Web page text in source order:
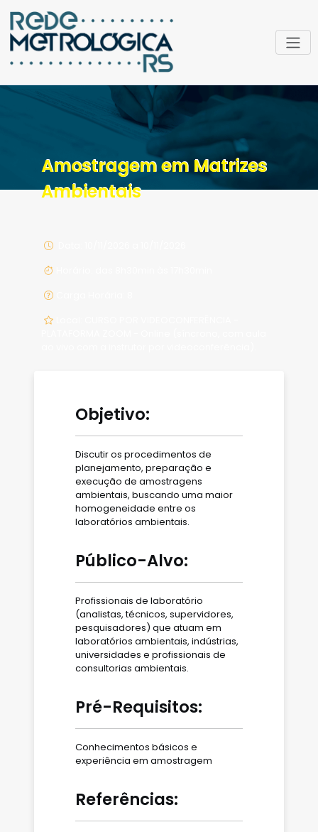
Amostragem em Matrizes
Ambientais
Objetivo:
Discutir os procedimentos de
planejamento, preparação e
execução de amostragens
ambientais, buscando uma maior
homogeneidade entre os
laboratórios ambientais.
Público-Alvo:
Profissionais de laboratório
(analistas, técnicos, supervidores,
pesquisadores) que atuam em
laboratórios ambientais, indústrias,
universidades e profissionais de
consultorias ambientais.
Pré-Requisitos:
Conhecimentos básicos e
experiência em amostragem
Referências: